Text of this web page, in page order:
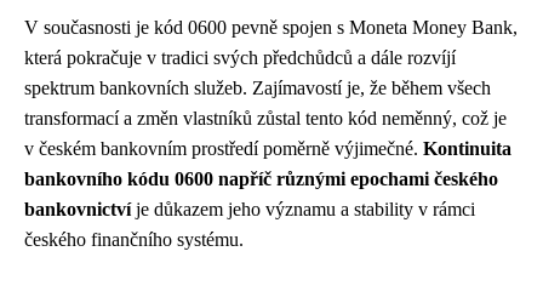
V současnosti je kód 0600 pevně spojen s Moneta Money Bank,
která pokračuje v tradici svých předchůdců a dále rozvíjí
spektrum bankovních služeb. Zajímavostí je, že během všech
transformací a změn vlastníků zůstal tento kód neměnný, což je
v českém bankovním prostředí poměrně výjimečné. Kontinuita
bankovního kódu 0600 napříč různými epochami českého
bankovnictvíje důkazem jeho významu a stability v rámci
českého finančního systému.